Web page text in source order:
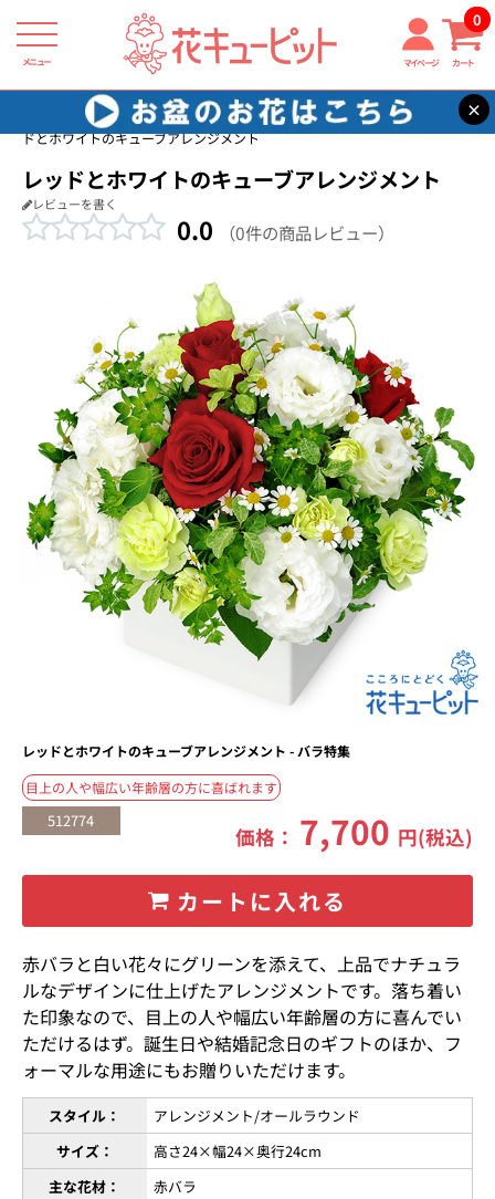
メニュー マイページ カート
0
×
花キューピット バラ プレゼント・ギフト特集2026
【バラ特集】レッ
ドとホワイトのキューブアレンジメント
レッドとホワイトのキューブアレンジメント
レビューを書く
0.0 （0件の商品レビュー）
レッドとホワイトのキューブアレンジメント - バラ特集
目上の人や幅広い年齢層の方に喜ばれます
512774
価格： 7,700 円(税込)
カートに入れる
赤バラと白い花々にグリーンを添えて、上品でナチュラ
ルなデザインに仕上げたアレンジメントです。落ち着い
た印象なので、目上の人や幅広い年齢層の方に喜んでい
ただけるはず。誕生日や結婚記念日のギフトのほか、フ
ォーマルな用途にもお贈りいただけます。
スタイル：
アレンジメント/オールラウンド
サイズ：
高さ24×幅24×奥行24cm
主な花材：
赤バラ